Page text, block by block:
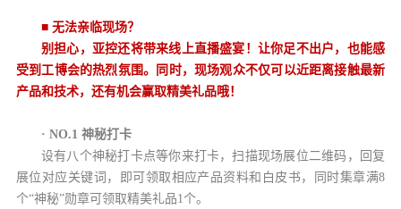
■ 无法亲临现场？
别担心，亚控还将带来线上直播盛宴！让你足不出户，也能感
受到工博会的热烈氛围。同时，现场观众不仅可以近距离接触最新
产品和技术，还有机会赢取精美礼品哦！
· NO.1 神秘打卡
设有八个神秘打卡点等你来打卡，扫描现场展位二维码，回复
展位对应关键词，即可领取相应产品资料和白皮书，同时集章满8
个“神秘”勋章可领取精美礼品1个。